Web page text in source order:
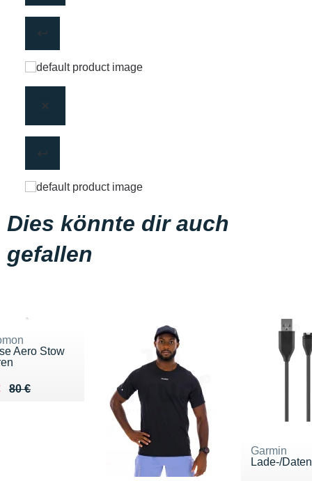
Dies könnte dir auch
gefallen
Aero Stow
80 €
de 80 €
55 €
Garmin